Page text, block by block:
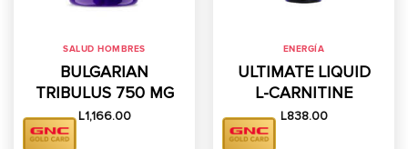
SALUD HOMBRES
BULGARIAN
TRIBULUS 750 MG
L1,166.00
ENERGÍA
ULTIMATE LIQUID
L-CARNITINE
L838.00